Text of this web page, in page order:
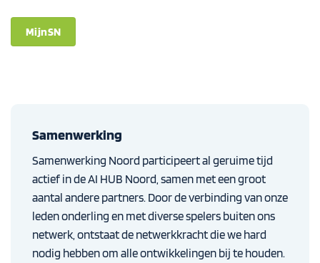
MijnSN
Samenwerking
Samenwerking Noord participeert al geruime tijd
actief in de AI HUB Noord, samen met een groot
aantal andere partners. Door de verbinding van onze
leden onderling en met diverse spelers buiten ons
netwerk, ontstaat de netwerkkracht die we hard
nodig hebben om alle ontwikkelingen bij te houden.